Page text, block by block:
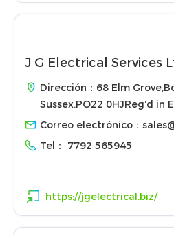
J G Electrical Services
Dirección：68 Elm
Sussex.PO22 0HJReg’d in
Correo electrónico：
Tel：
7792 565945
https://jgelectrical.biz/